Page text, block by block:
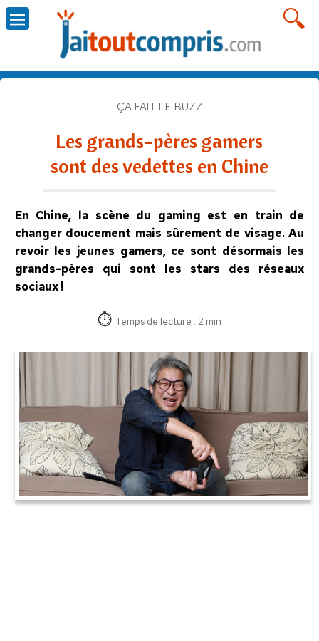
ÇA FAIT LE BUZZ
Les grands-pères gamers
sont des vedettes en Chine
En Chine, la scène du gaming est en train de
changer doucement mais sûrement de visage. Au
revoir les jeunes gamers, ce sont désormais les
grands-pères qui sont les stars des réseaux
sociaux !
Temps de lecture : 2 min